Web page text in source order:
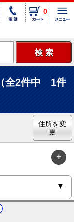
0
全2件中 1件
住所を変
更